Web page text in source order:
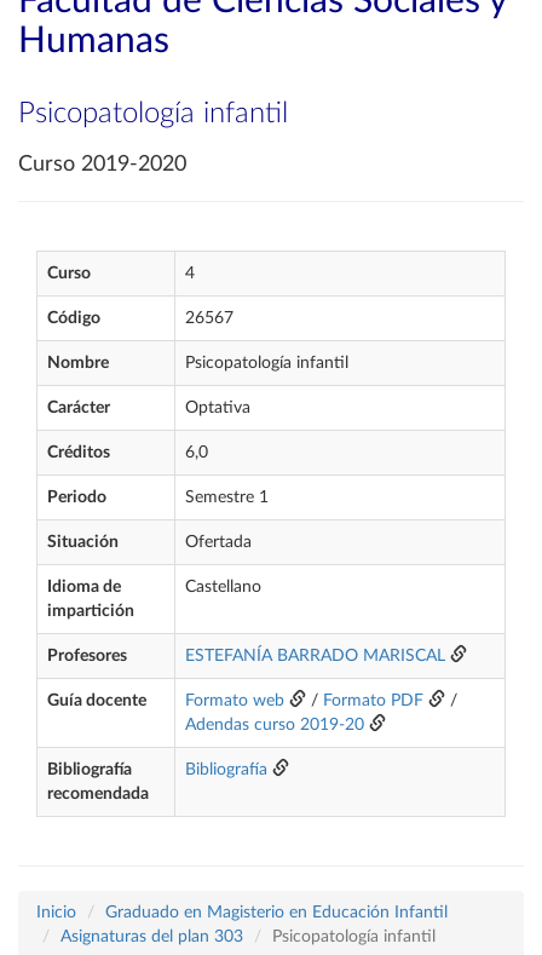
Humanas
Psicopatología infantil
Curso 2019-2020
Curso 4
Código 26567
Nombre Psicopatología infantil
Carácter Optativa
Créditos 6,0
Periodo Semestre 1
Situación Ofertada
Idioma de
impartición
Castellano
Profesores ESTEFANÍA BARRADO MARISCAL
Guía docente Formato web / Formato PDF
/
Adendas curso 2019-20
Bibliografía
recomendada
Bibliografía
Inicio
Graduado en Magisterio en Educación Infantil
Asignaturas del plan 303
Psicopatología infantil